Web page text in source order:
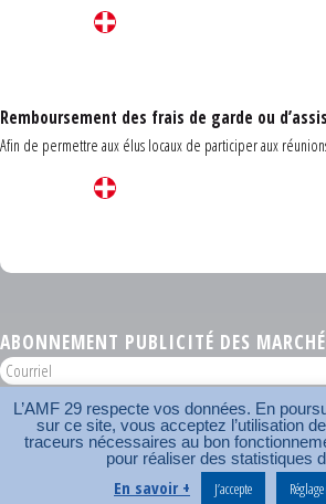
Remboursement des frais de garde ou
Afin de permettre aux élus locaux de participer aux
ABONNEMENT PUBLICITÉ DES
AMF 29 © 2026
Plan du site Nos coordonnées Mentions légales
Carrefour des communes
AMF
L’AMF 29 respecte vos données. En
sur ce site, vous acceptez l’utilisation
traceurs nécessaires au bon
pour réaliser des statistiques
En savoir + J’accepte